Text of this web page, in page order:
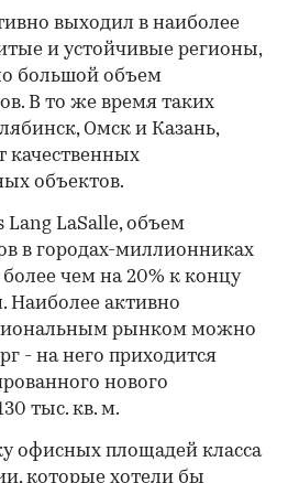
выходил в наиболее
и устойчивые регионы,
большой объем
В то же время таких
Омск и Казань,
качественных
объектов.
LaSalle, объем
в городах-миллионниках
чем на 20% к концу
Наиболее активно
рынком можно
- на него приходится
нового
тыс. кв. м.
офисных площадей класса
которые хотели бы